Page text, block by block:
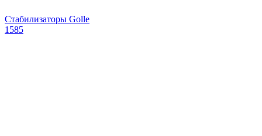
Стабилизаторы Golle
1585